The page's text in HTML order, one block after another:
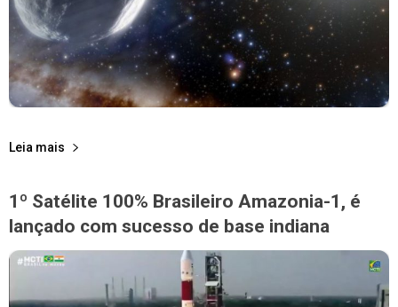
Leia mais
1º Satélite 100% Brasileiro Amazonia-1, é
lançado com sucesso de base indiana